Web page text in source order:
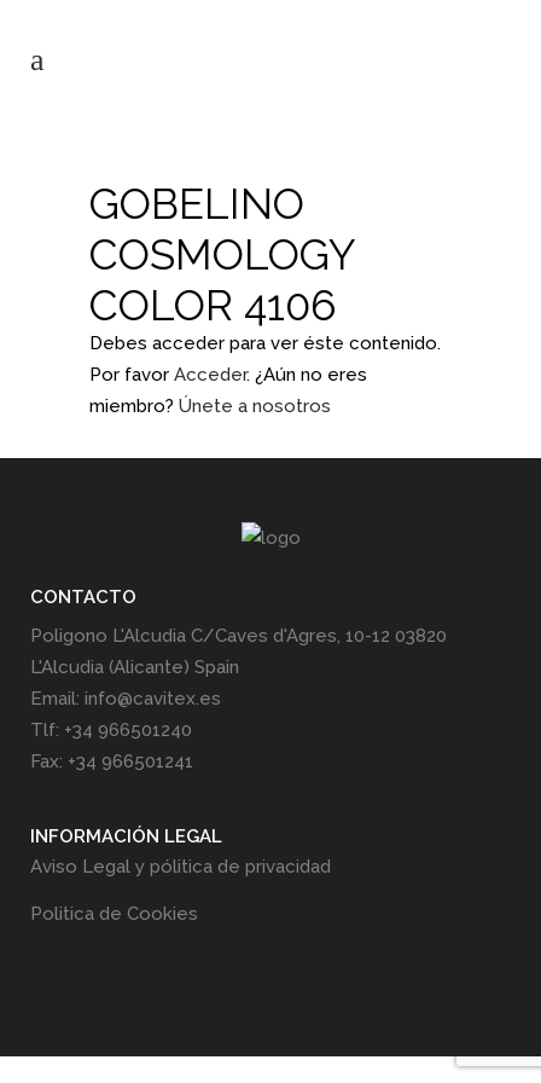
GOBELINO
COSMOLOGY
COLOR 4106
Debes acceder para ver éste contenido.
Por favor Acceder. ¿Aún no eres
miembro? Únete a nosotros
CONTACTO
Poligono L'Alcudia C/Caves d'Agres, 10-12 03820
L'Alcudia (Alicante) Spain
Email: info@cavitex.es
Tlf: +34 966501240
Fax: +34 966501241
INFORMACIÓN LEGAL
Aviso Legal y pólitica de privacidad
Politica de Cookies